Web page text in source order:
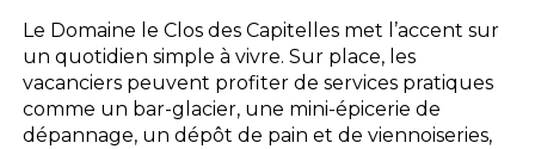
Le Domaine le Clos des Capitelles met l’accent sur
un quotidien simple à vivre. Sur place, les
vacanciers peuvent profiter de services pratiques
comme un bar-glacier, une mini-épicerie de
dépannage, un dépôt de pain et de viennoiseries,